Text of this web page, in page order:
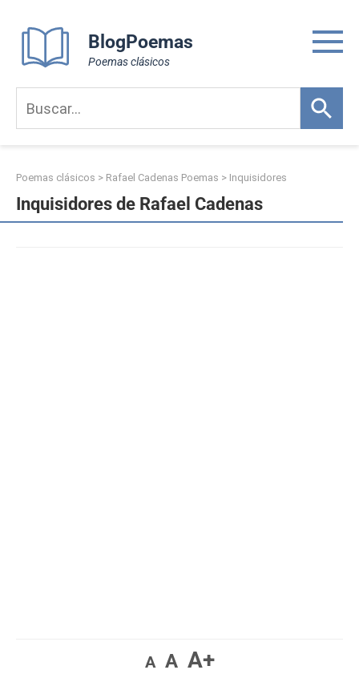
content
BlogPoemas
Poemas clásicos
Poemas clásicos > Rafael Cadenas Poemas > Inquisidores
Inquisidores de Rafael Cadenas
A A A+